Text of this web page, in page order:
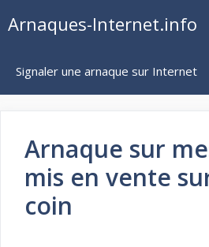
auArnaques-Internet.info
Signaler une arnaque sur Internet
Arnaque sur
mis en vente
coin